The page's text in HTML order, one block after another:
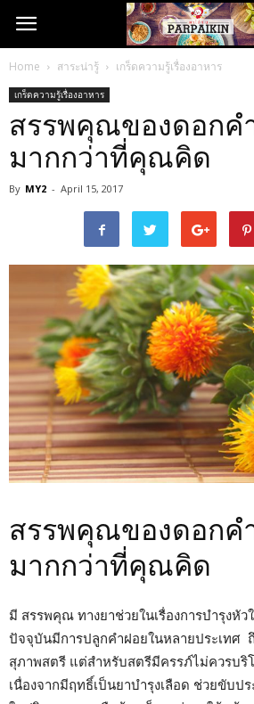
Home สาระน่ารู้ เกร็ดความรู้เรื่องอาหาร
เกร็ดความรู้เรื่องอาหาร
สรรพคุณของดอกค
มากกว่าที่คุณคิด
By MY2 - April 15, 2017
สรรพคุณของดอกค
มากกว่าที่คุณคิด
มี สรรพคุณ ทางยาช่วยในเรื่องการบำรุงหั
ปัจจุบันมีการปลูกคำฝอยในหลายประเทศ
สุภาพสตรี แต่สำหรับสตรีมีครรภ์ไม่ควรบ
เนื่องจากมีฤทธิ์เป็นยาบำรุงเลือด ช่วยขับป